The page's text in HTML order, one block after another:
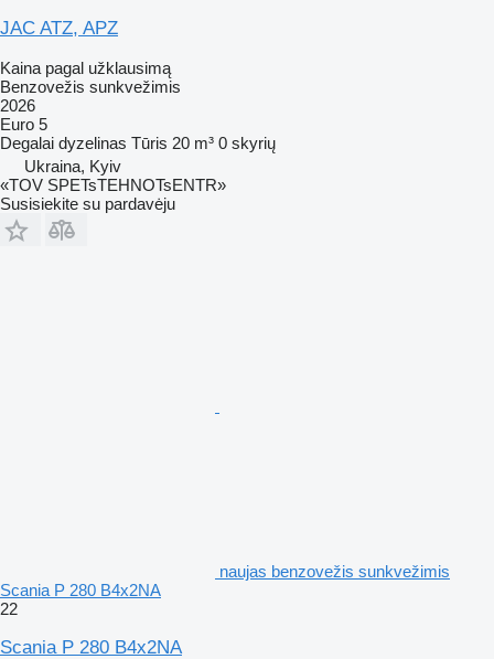
JAC ATZ, APZ
Kaina pagal užklausimą
Benzovežis sunkvežimis
2026
Euro 5
Degalai dyzelinas Tūris 20 m³ 0 skyrių
Ukraina, Kyiv
«TOV SPETsTEHNOTsENTR»
Susisiekite su pardavėju
naujas benzovežis sunkvežimis
Scania P 280 B4x2NA
22
Scania P 280 B4x2NA